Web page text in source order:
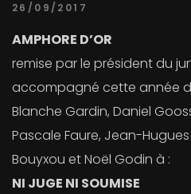
26/09/2017
AMPHORE D’OR
remise par le président du
accompagné cette année
Blanche Gardin, Daniel
Pascale Faure, Jean-
Bouyxou et Noël Godin à :
NI JUGE NI SOUMISE